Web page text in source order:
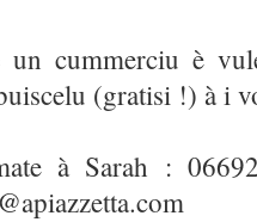
un cummerciu è
(gratisi !) à i
à Sarah :